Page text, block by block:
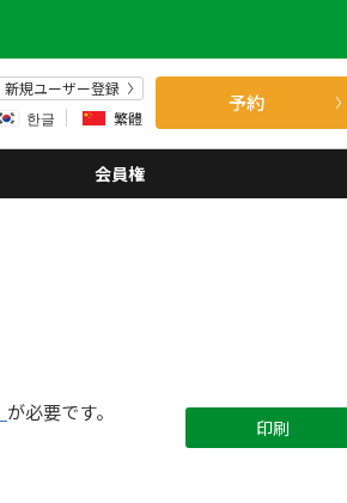
新規ユーザー登録
한글 繁體
予約
会員権
が必要です。
印刷